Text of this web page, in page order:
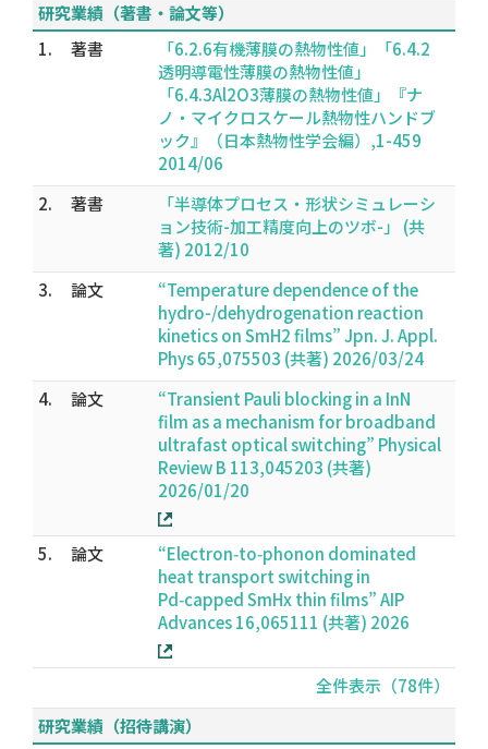
研究業績（著書・論文等）
1.
著書
「6.2.6有機薄膜の熱物性値」「6.4.2
透明導電性薄膜の熱物性値」
「6.4.3Al2O3薄膜の熱物性値」『ナ
ノ・マイクロスケール熱物性ハンドブ
ック』（日本熱物性学会編）,1-459
2014/06
2.
著書
「半導体プロセス・形状シミュレーシ
ョン技術-加工精度向上のツボ-」 (共
著) 2012/10
3.
論文
“Temperature dependence of the
hydro-/dehydrogenation reaction
kinetics on SmH2 films” Jpn. J. Appl.
Phys 65,075503 (共著) 2026/03/24
4.
論文
“Transient Pauli blocking in a InN
film as a mechanism for broadband
ultrafast optical switching” Physical
Review B 113,045203 (共著)
2026/01/20
5. 論文
“Electron‑to‑phonon dominated
heat transport switching in
Pd‑capped SmHx thin films” AIP
Advances 16,065111 (共著) 2026
全件表示（78件）
研究業績（招待講演）